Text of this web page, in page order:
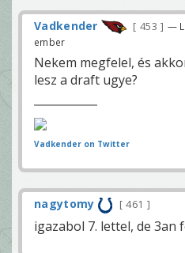
Vadkender 453
—
ember
Nekem megfelel, és
lesz a draft ugye?
Vadkender on Twitter
nagytomy 461
igazabol 7. lettel, de 3an